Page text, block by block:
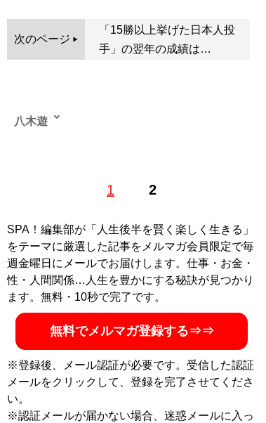
次のページ
「15勝以上挙げた日本人投
手」の翌年の成績は…
1 2
八木遊
茂英雄と同じ1995年に渡米。ヤンキース全盛期をアメリ
会社に就職。プロ野球、MLB、NFLの業務などに携わ
る。現在は、MLBを中心とした野球記事、および競馬情
報サイトにて競馬記事を執筆中。
記事一覧へ
SPA！編集部が「人生後半を賢く楽しく生きる」
をテーマに厳選した記事をメルマガ会員限定で毎
週金曜日にメールでお届けします。仕事・お金・
性・人間関係…人生を豊かにする秘訣が見つかり
ます。無料・10秒で完了です。
無料でメルマガ登録する⇒⇒
※登録後、メール認証が必要です。受信した認証
メールをクリックして、登録を完了させてくださ
い。
※認証メールが届かない場合、迷惑メールに入っ